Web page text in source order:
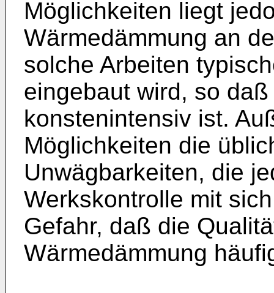
Möglichkeiten liegt
Wärmedämmung an
solche Arbeiten
eingebaut wird, so
konstenintensiv ist.
Möglichkeiten die
Unwägbarkeiten, die
Werkskontrolle mit
Gefahr, daß die
Wärmedämmung